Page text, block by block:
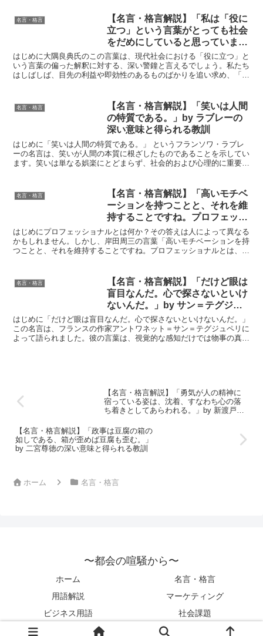
きた。そういう小さいことでも自
分で楽しみを見出しながら仕事を
していけば、いつか飛躍的に成長
する時が来ると僕は信じていま
す。」by 岸田周三の深い意味と
得られる教訓
名言・格言
【名言・格言解説】「私は「役に
立つ」という言葉がとっても社会
をだめにしていると思っていま
す。数年後に事業化できることと
同義語になっていることに問題が
ある。本当に役に立つことは10年
い。社会が将来を見据えて、科学
を一つの文化として認めてくれる
ような社会にならないかなあと強
く願っています。」by 大隅 良典
の深い意味と得られる教訓
はじめに大隅良典氏のこの言葉は、現代社会における「役に立つ」と
いう言葉の偏った解釈に対する、深い警鐘と言えるでしょう。私たち
はしばしば、目先の利益や即効性のあるものばかりを追い求め、「役
名言・格言
【名言・格言解説】「笑いは人間
の特質である。」by ラブレーの
深い意味と得られる教訓
はじめに「笑いは人間の特質である。」 というフランソワ・ラブレ
ーの名言は、笑いが人間の本質に根ざしたものであることを示してい
ます。笑いは単なる娯楽にとどまらず、社会的および心理的に重要な
名言・格言
【名言・格言解説】「高いモチベ
ーションを持つことと、それを維
持することですね。プロフェッシ
ョナルとは、維持する情熱で
す。」by 岸田周三の深い意味と
得られる教訓
はじめにプロフェッショナルとは何か？その答えは人によって異なる
かもしれません。しかし、岸田周三の言葉「高いモチベーションを持
つことと、それを維持することですね。プロフェッショナルとは、維
名言・格言
【名言・格言解説】「だけど眼は
盲目なんだ。心で探さないといけ
ないんだ。」by サン＝テグジュ
ペリの深い意味と得られる教訓
はじめに「だけど眼は盲目なんだ。心で探さないといけないんだ。」
この名言は、フランスの作家アントワネット＝サン＝テグジュペリに
よって語られました。彼の言葉は、視覚的な感知だけでは物事の真実
【名言・格言解説】「勇気が人の精神に
宿っている姿は、沈着、すなわち心の落
ち着きとしてあらわれる。」by 新渡戸稲
【名言・格言解説】「政事は豆腐の箱の
如しである、箱が歪めば豆腐も歪む。」
by 二宮尊徳の深い意味と得られる教訓
ホーム 名言・格言
〜都会の喧騒から〜
ホーム
名言・格言
用語解説
マーケティング
ビジネス用語
社会課題
© 2022 〜都会の喧騒から〜.